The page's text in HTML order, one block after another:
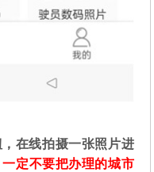
，在线拍摄一张照片进
一定不要把办理的城市